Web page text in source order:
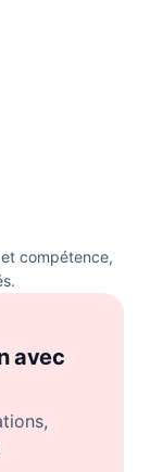
compétence,
avec